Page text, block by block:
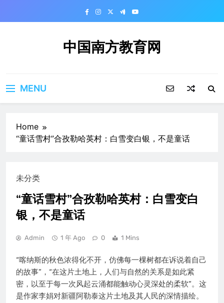
中国南方教育网
MENU
Home
“童话雪村”合孜勒哈英村：白雪变白银，不是童话
未分类
“童话雪村”合孜勒哈英村：白雪变白
银，不是童话
Admin 1 年 Ago 0 1 Mins
“喀纳斯的秋色浓得化不开，仿佛每一棵树都在诉说着自己
的故事”，“在这片土地上，人们与自然的关系是如此紧
密，以至于每一次风起云涌都能触动心灵深处的柔软”。这
是作家李娟对新疆阿勒泰这片土地及其人民的深情描绘。